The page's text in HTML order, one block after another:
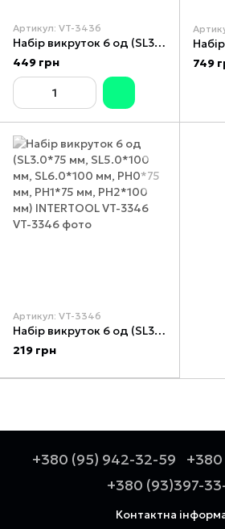
Артикул: VT-3436
Набір викруток 6 од (SL3.0*75, SL5.0*75, SL6.0*100, PH0*75, PH1*75, PH2*100), STORM INTERTOOL VT-3436
449 грн
749
Артикул: VT-3346
Набір викруток 6 од (SL3.0*75 мм, SL5.0*100 мм, SL6.0*100 мм, PH0*75 мм, PH1*75 мм, PH2*100 мм) INTERTOOL VT-3346
219 грн
+380 (95) 942-32-59
+380
+380 (93)397-
Контактна